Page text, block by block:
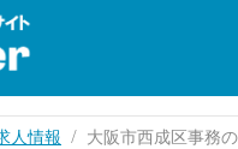
人情報 大阪市西成区事務